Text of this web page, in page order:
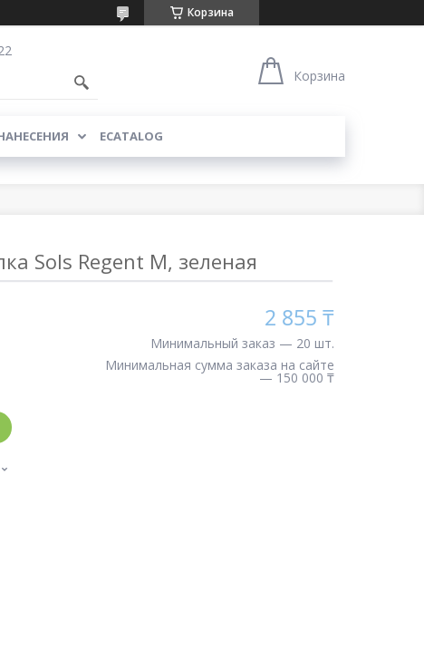
Корзина
Корзина
ECATALOG
Sols Regent M, зеленая
2 855 ₸
Минимальный заказ — 20 шт.
Минимальная сумма заказа на сайте
— 150 000 ₸